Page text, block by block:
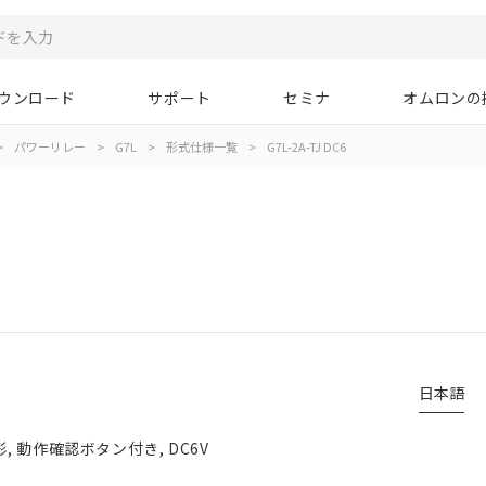
ンロード サポート セミナ オムロン
パワーリレー > G7L > 形式仕様一覧 > G7L-2A-TJ DC6
日本語
動作確認ボタン付き, DC6V